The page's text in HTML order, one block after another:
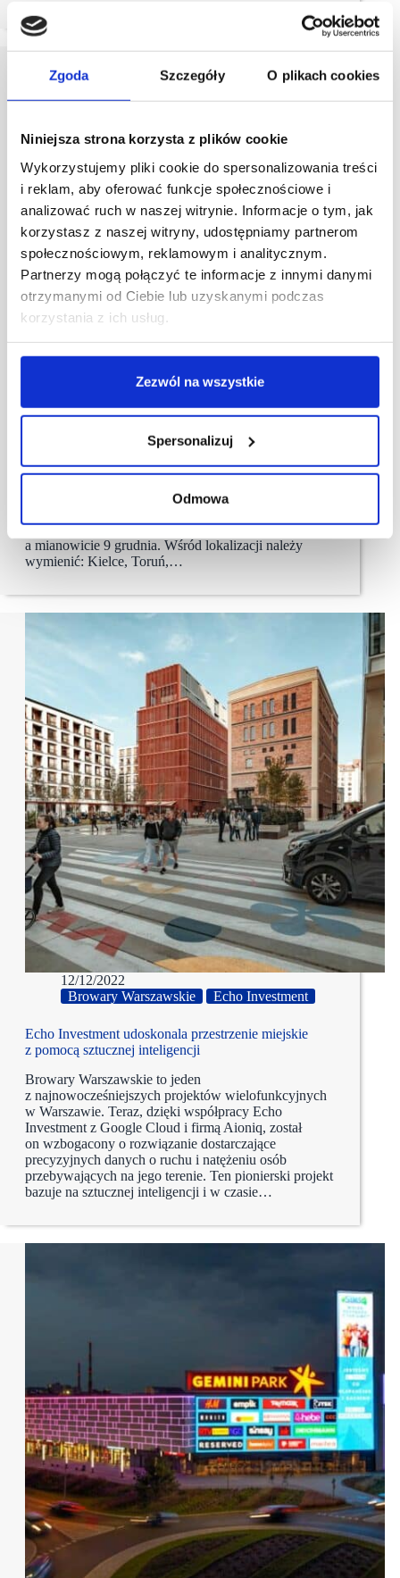
Zgoda Szczegóły O plikach cookies
Niniejsza strona korzysta z plików cookie
Wykorzystujemy pliki cookie do spersonalizowania treści
i reklam, aby oferować funkcje społecznościowe i
analizować ruch w naszej witrynie. Informacje o tym, jak
korzystasz z naszej witryny, udostępniamy partnerom
społecznościowym, reklamowym i analitycznym.
Partnerzy mogą połączyć te informacje z innymi danymi
otrzymanymi od Ciebie lub uzyskanymi podczas
korzystania z ich usług.
Zezwól na wszystkie
Spersonalizuj
Odmowa
12/12/2022 Komfort
KOMFORT kończy rok serią otwarć nowych salonów
i taki właśnie jest dla Sklepów Komfort S.A. Marka
i to wszystkie odbyły się tego samego dnia,
a mianowicie 9 grudnia. Wśród lokalizacji należy
wymienić: Kielce, Toruń,…
12/12/2022
Browary Warszawskie
Echo Investment
Echo Investment udoskonala przestrzenie miejskie
z pomocą sztucznej inteligencji
Browary Warszawskie to jeden
z najnowocześniejszych projektów wielofunkcyjnych
w Warszawie. Teraz, dzięki współpracy Echo
Investment z Google Cloud i firmą Aioniq, został
on wzbogacony o rozwiązanie dostarczające
precyzyjnych danych o ruchu i natężeniu osób
przebywających na jego terenie. Ten pionierski projekt
bazuje na sztucznej inteligencji i w czasie…